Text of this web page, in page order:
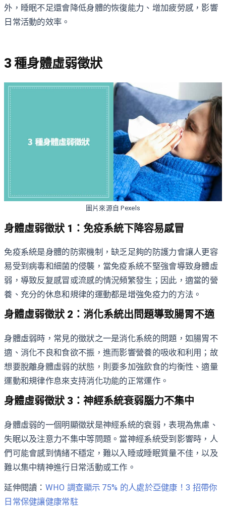
外，睡眠不足還會降低身體的恢復能力、增加疲勞感，影響
日常活動的效率。
3 種身體虛弱徵狀
圖片來源自 Pexels
身體虛弱徵狀 1：免疫系統下降容易感冒
免疫系統是身體的防禦機制，缺乏足夠的防護力會讓人更容
易受到病毒和細菌的侵襲，當免疫系統不堅強會導致身體虛
弱，導致反复感冒或流感的情況頻繁發生；因此，適當的營
養、充分的休息和規律的運動都是增強免疫力的方法。
身體虛弱徵狀 2：消化系統出問題導致腸胃不適
身體虛弱時，常見的徵狀之一是消化系統的問題，如腸胃不
適、消化不良和食欲不振，進而影響營養的吸收和利用；故
想要脫離身體虛弱的狀態，則要多加強飲食的均衡性、適量
運動和規律作息來支持消化功能的正常運作。
身體虛弱徵狀 3：神經系統衰弱腦力不集中
身體虛弱的一個明顯徵狀是神經系統的衰弱，表現為焦慮、
失眠以及注意力不集中等問題。當神經系統受到影響時，人
們可能會感到情緒不穩定，難以入睡或睡眠質量不佳，以及
難以集中精神進行日常活動或工作。
延伸閱讀： WHO 調查顯示 75% 的人處於亞健康！3 招帶你
日常保健讓健康常駐